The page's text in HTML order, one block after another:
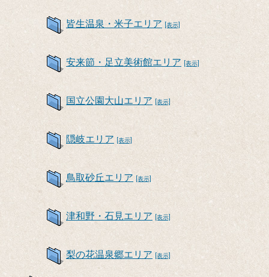
皆生温泉・米子エリア [表示]
安来節・足立美術館エリア [表示]
国立公園大山エリア [表示]
隠岐エリア [表示]
鳥取砂丘エリア [表示]
津和野・石見エリア [表示]
梨の花温泉郷エリア [表示]